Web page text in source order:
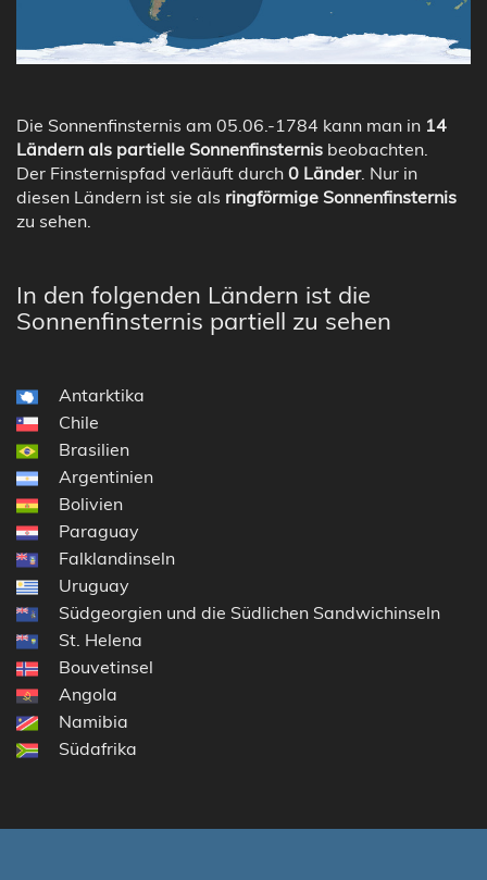
Die Sonnenfinsternis am 05.06.-1784 kann man in 14
Ländern als partielle Sonnenfinsternis beobachten.
Der Finsternispfad verläuft durch 0 Länder. Nur in
diesen Ländern ist sie als ringförmige Sonnenfinsternis
zu sehen.
In den folgenden Ländern ist die
Sonnenfinsternis partiell zu sehen
Antarktika
Chile
Brasilien
Argentinien
Bolivien
Paraguay
Falklandinseln
Uruguay
Südgeorgien und die Südlichen Sandwichinseln
St. Helena
Bouvetinsel
Angola
Namibia
Südafrika